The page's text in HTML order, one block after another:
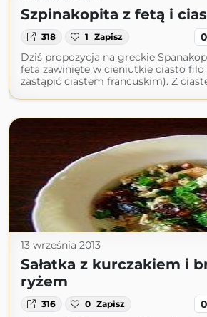
Szpinakopita z fetą i
318 1 Zapisz 0
Dziś propozycja na greckie
feta zawinięte w cieniutkie ciasto
zastąpić ciastem francuskim). Z
13 września 2013
Sałatka z kurczakiem i
ryżem
316 0 Zapisz 0